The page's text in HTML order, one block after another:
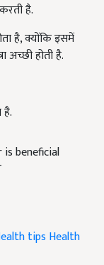
है.
है, क्योंकि इसमें
अच्छी होती है.
beneficial
tips Health